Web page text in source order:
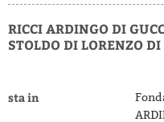
RICCI ARDINGO DI
STOLDO DI LORENZO DI
sta in